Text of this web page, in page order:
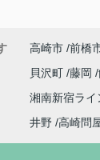
高崎市 前橋
貝沢町 藤岡
湘南新宿ライ
井野 高崎問